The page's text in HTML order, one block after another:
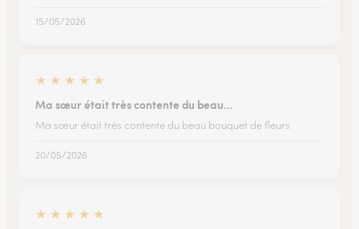
15/05/2026
★ ★ ★ ★ ★
Ma sœur était très contente du beau…
Ma sœur était très contente du beau bouquet de fleurs
20/05/2026
★ ★ ★ ★ ★